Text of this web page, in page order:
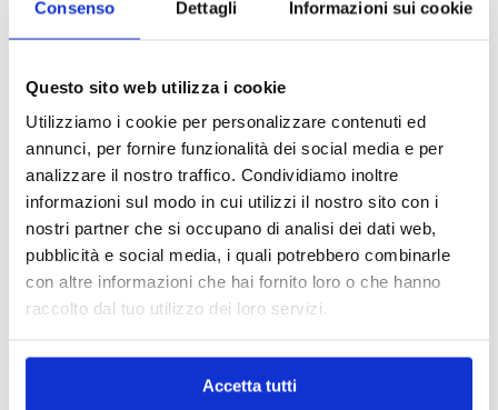
Consenso Dettagli Informazioni sui cookie
Questo sito web utilizza i cookie
Utilizziamo i cookie per personalizzare contenuti ed
annunci, per fornire funzionalità dei social media e per
analizzare il nostro traffico. Condividiamo inoltre
informazioni sul modo in cui utilizzi il nostro sito con i
nostri partner che si occupano di analisi dei dati web,
pubblicità e social media, i quali potrebbero combinarle
con altre informazioni che hai fornito loro o che hanno
raccolto dal tuo utilizzo dei loro servizi.
Accetta tutti
Organizziamo ritiri rapidi e puntuali in ogni
Paese europeo, con tracciamento costante e
massima flessibilità.
Spedizioni door-to-door
Gestione completa dal mittente al destinatario
finale.
Gestione completa documenti
documentazione, permessi, e procedure locali.
supporto diretto nelle comunicazioni operative.